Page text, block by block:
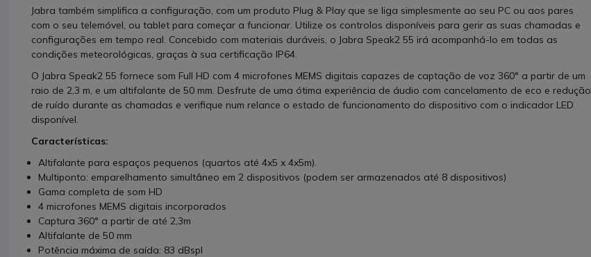
Jabra também simplifica a configuração, com um produto Plug & Play que se liga simplesmente ao seu PC ou aos pares
com o seu telemóvel, ou tablet para começar a funcionar. Utilize os controlos disponíveis para gerir as suas chamadas e
configurações em tempo real. Concebido com materiais duráveis, o Jabra Speak2 55 irá acompanhá-lo em todas as
condições meteorológicas, graças à sua certificação IP64.
O Jabra Speak2 55 fornece som Full HD com 4 microfones MEMS digitais capazes de captação de voz 360° a partir de um
raio de 2,3 m, e um altifalante de 50 mm. Desfrute de uma ótima experiência de áudio com cancelamento de eco e redução
de ruído durante as chamadas e verifique num relance o estado de funcionamento do dispositivo com o indicador LED
disponível.
Características:
Altifalante para espaços pequenos (quartos até 4x5 x 4x5m).
Multiponto: emparelhamento simultâneo em 2 dispositivos (podem ser armazenados até 8 dispositivos)
Gama completa de som HD
4 microfones MEMS digitais incorporados
Captura 360° a partir de até 2,3m
Altifalante de 50 mm
Potência máxima de saída: 83 dBspl